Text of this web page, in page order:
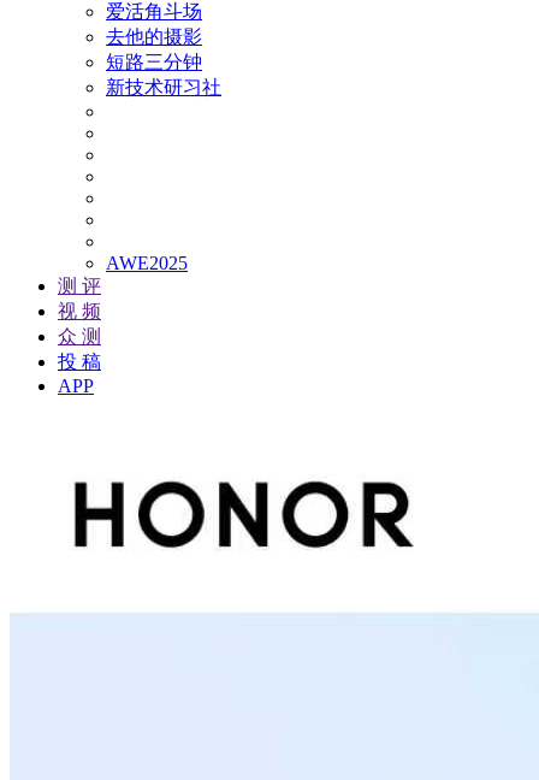
爱活角斗场
去他的摄影
短路三分钟
新技术研习社
AWE2025
测 评
视 频
众 测
投 稿
APP